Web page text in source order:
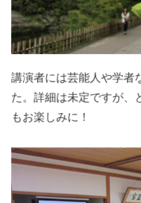
講演者には芸能人や学者
た。詳細は未定ですが、
もお楽しみに！